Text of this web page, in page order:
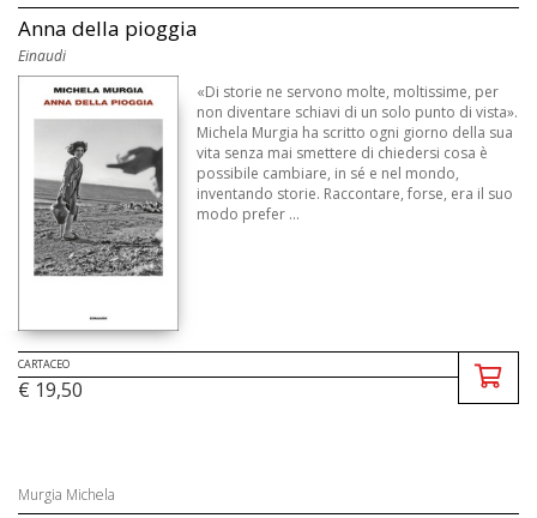
Anna della pioggia
Einaudi
«Di storie ne servono molte, moltissime, per
non diventare schiavi di un solo punto di vista».
Michela Murgia ha scritto ogni giorno della sua
vita senza mai smettere di chiedersi cosa è
possibile cambiare, in sé e nel mondo,
inventando storie. Raccontare, forse, era il suo
modo prefer ...
CARTACEO
€ 19,50
Murgia Michela